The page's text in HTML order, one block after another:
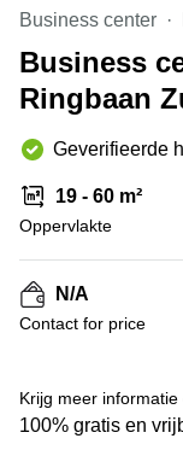
Hengelo
Hilversum
Hoofddorp
Deventer
Rotterdam
Tiel
Zwolle
Bodegraven-
Reeuwijk
Business
center
Arnhem
Business
Amsterdam
Westpoort
Business
center
Hilversum
Den
Haag
Business center
Business
Ringbaan
Geverifieerde
19 - 60 m²
Oppervlakte
N/A
Contact for price
Krijg meer
100% gratis en